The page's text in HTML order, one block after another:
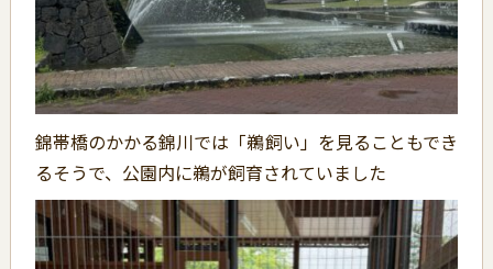
錦帯橋のかかる錦川では「鵜飼い」を見ることもでき
るそうで、公園内に鵜が飼育されていました